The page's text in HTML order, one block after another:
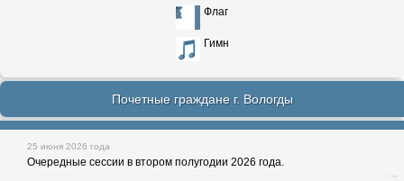
Флаг
Гимн
Почетные граждане г. Вологды
25 июня 2026 года
Очередные сессии в втором полугодии 2026 года.